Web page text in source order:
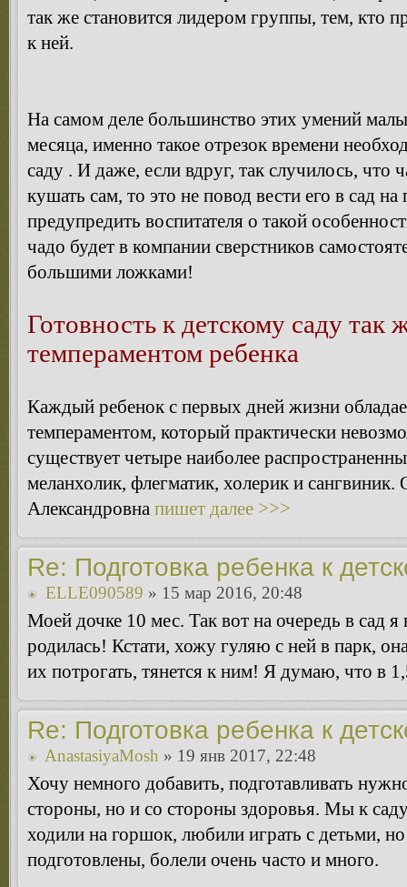
так же становится лидером группы, тем, кто
к ней.
На самом деле большинство этих умений
месяца, именно такое отрезок времени
саду . И даже, если вдруг, так случилось, что
кушать сам, то это не повод вести его в сад
предупредить воспитателя о такой
чадо будет в компании сверстников
большими ложками!
Готовность к детскому саду так
темпераментом ребенка
Каждый ребенок с первых дней жизни
темпераментом, который практически
существует четыре наиболее
меланхолик, флегматик, холерик и
Александровна пишет далее >>>
Re: Подготовка ребенка к
ELLE090589 » 15 мар 2016, 20:48
Моей дочке 10 мес. Так вот на очередь в сад я
родилась! Кстати, хожу гуляю с ней в парк,
их потрогать, тянется к ним! Я думаю, что в
Re: Подготовка ребенка к
AnastasiyaMosh » 19 янв 2017, 22:48
Хочу немного добавить, подготавливать
стороны, но и со стороны здоровья. Мы к
ходили на горшок, любили играть с детьми,
подготовлены, болели очень часто и много.